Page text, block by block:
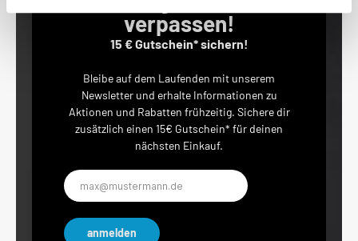
verpassen!
15 € Gutschein* sichern!
Bleibe auf dem Laufenden mit unserem
Newsletter und erhalte Informationen zu
Aktionen und Rabatten frühzeitig. Sichere dir
zusätzlich einen 15€ Gutschein* für deinen
nächsten Einkauf.
E-
Mail-
Adresse*
anmelden